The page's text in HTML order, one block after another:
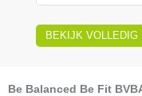
BEKIJK VOLLEDIG
Be Balanced Be Fit